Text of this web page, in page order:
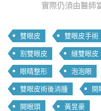
實際仍須由醫師
雙眼皮 雙眼皮手術
割雙眼皮 縫雙眼皮
眼睛整形 泡泡眼
雙眼皮術後消腫 開
開眼頭 黃昱豪